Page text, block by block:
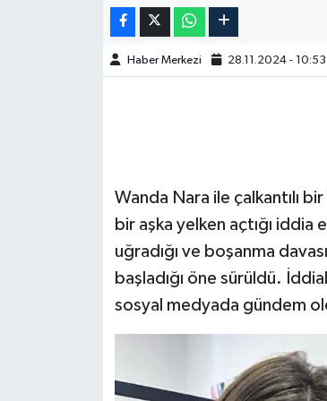
Haber Merkezi 28.11.2024 - 10:53
Wanda Nara ile çalkantılı
bir aşka yelken açtığı
uğradığı ve boşanma
başladığı öne sürüldü.
sosyal medyada gündem